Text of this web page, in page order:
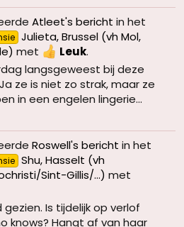
Atleet's bericht in het
Julieta, Brussel (vh Mol,
met Leuk.
langsgeweest bij deze
ze is niet zo strak, maar ze
in een engelen lingerie...
Roswell's bericht in het
Shu, Hasselt (vh
Sint-Gillis/...) met
Is tijdelijk op verlof
knows? Hangt af van haar